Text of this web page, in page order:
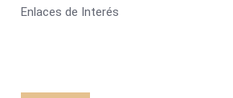
Enlaces de Interés